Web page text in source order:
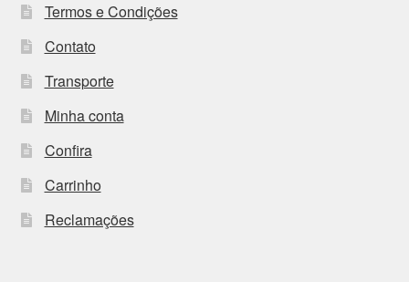
Termos e Condições
Contato
Transporte
Minha conta
Confira
Carrinho
Reclamações